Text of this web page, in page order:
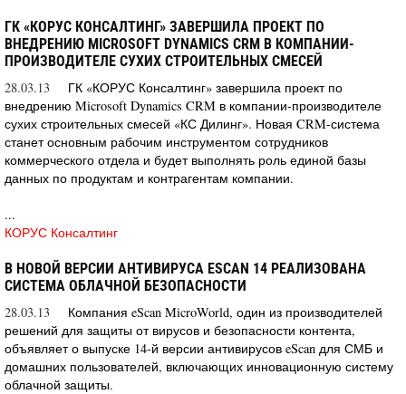
ГК «КОРУС КОНСАЛТИНГ» ЗАВЕРШИЛА ПРОЕКТ ПО
ВНЕДРЕНИЮ MICROSOFT DYNAMICS CRM В КОМПАНИИ-
ПРОИЗВОДИТЕЛЕ СУХИХ СТРОИТЕЛЬНЫХ СМЕСЕЙ
28.03.13
ГК «КОРУС Консалтинг» завершила проект по
внедрению Microsoft Dynamics CRM в компании-производителе
сухих строительных смесей «КС Дилинг». Новая CRM-система
станет основным рабочим инструментом сотрудников
коммерческого отдела и будет выполнять роль единой базы
данных по продуктам и контрагентам компании.
...
КОРУС Консалтинг
В НОВОЙ ВЕРСИИ АНТИВИРУСА ESCAN 14 РЕАЛИЗОВАНА
СИСТЕМА ОБЛАЧНОЙ БЕЗОПАСНОСТИ
28.03.13
Компания eScan MicroWorld, один из производителей
решений для защиты от вирусов и безопасности контента,
объявляет о выпуске 14-й версии антивирусов eScan для СМБ и
домашних пользователей, включающих инновационную систему
облачной защиты.